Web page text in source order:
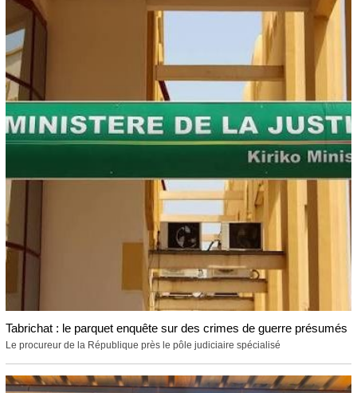
Tabrichat : le parquet enquête sur des crimes de guerre présumés
Le procureur de la République près le pôle judiciaire spécialisé